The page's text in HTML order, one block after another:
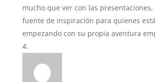
mucho que ver con las
fuente de inspiración para quienes
empezando con su propia aventura